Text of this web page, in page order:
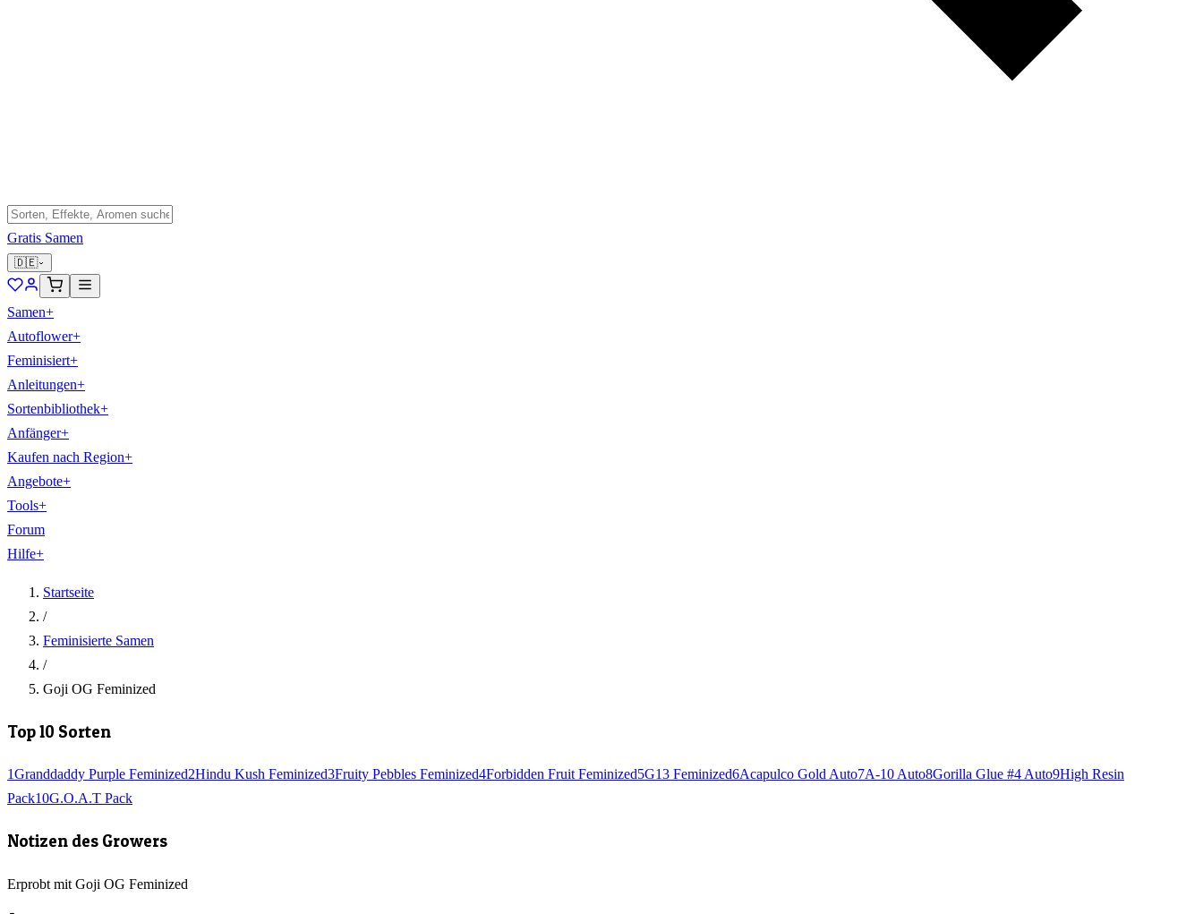
Gratis Samen
🇩🇪
Samen+
Autoflower+
Feminisiert+
Anleitungen+
Sortenbibliothek+
Anfänger+
Kaufen nach Region+
Angebote+
Tools+
Forum
Hilfe+
Startseite
/
Feminisierte Samen
/
Goji OG Feminized
Top 10 Sorten
1Granddaddy Purple Feminized2Hindu Kush Feminized3Fruity Pebbles Feminized4Forbidden Fruit Feminized5G13 Feminized6Acapulco Gold Auto7A-10 Auto8Gorilla Glue #4 Auto9High Resin
Pack10G.O.A.T Pack
Notizen des Growers
Erprobt mit Goji OG Feminized